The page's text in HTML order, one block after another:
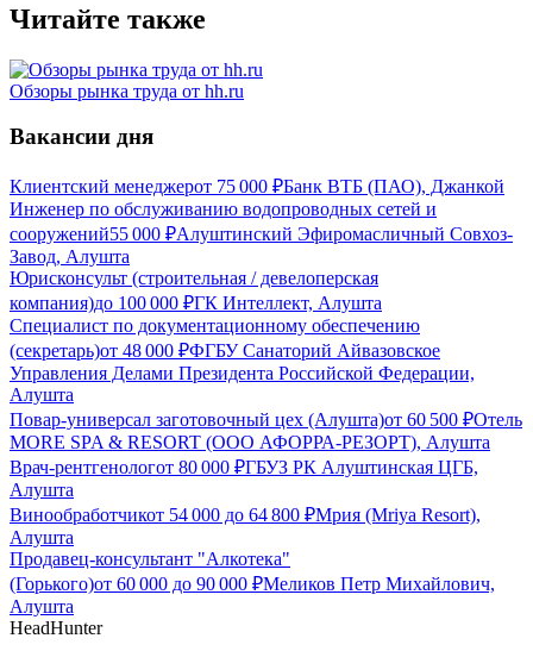
Читайте также
Обзоры рынка труда от hh.ru
Вакансии дня
Клиентский менеджерот 75 000 ₽Банк ВТБ (ПАО), Джанкой
Инженер по обслуживанию водопроводных сетей и
сооружений55 000 ₽Алуштинский Эфиромасличный Совхоз-
Завод, Алушта
Юрисконсульт (строительная / девелоперская
компания)до 100 000 ₽ГК Интеллект, Алушта
Специалист по документационному обеспечению
(секретарь)от 48 000 ₽ФГБУ Санаторий Айвазовское
Управления Делами Президента Российской Федерации,
Алушта
Повар-универсал заготовочный цех (Алушта)от 60 500 ₽Отель
MORE SPA & RESORT (ООО АФОРРА-РЕЗОРТ), Алушта
Врач-рентгенологот 80 000 ₽ГБУЗ РК Алуштинская ЦГБ,
Алушта
Винообработчикот 54 000 до 64 800 ₽Мрия (Mriya Resort),
Алушта
Продавец-консультант "Алкотека"
(Горького)от 60 000 до 90 000 ₽Меликов Петр Михайлович,
Алушта
HeadHunter